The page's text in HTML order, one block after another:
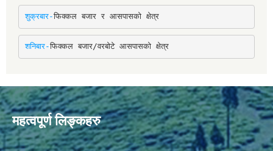
शुक्रबार-फिक्कल बजार र आसपासको क्षेत्र
शनिबार-फिक्कल बजार/वरबोटे आसपासको क्षेत्र
महत्वपूर्ण लिङ्कहरु